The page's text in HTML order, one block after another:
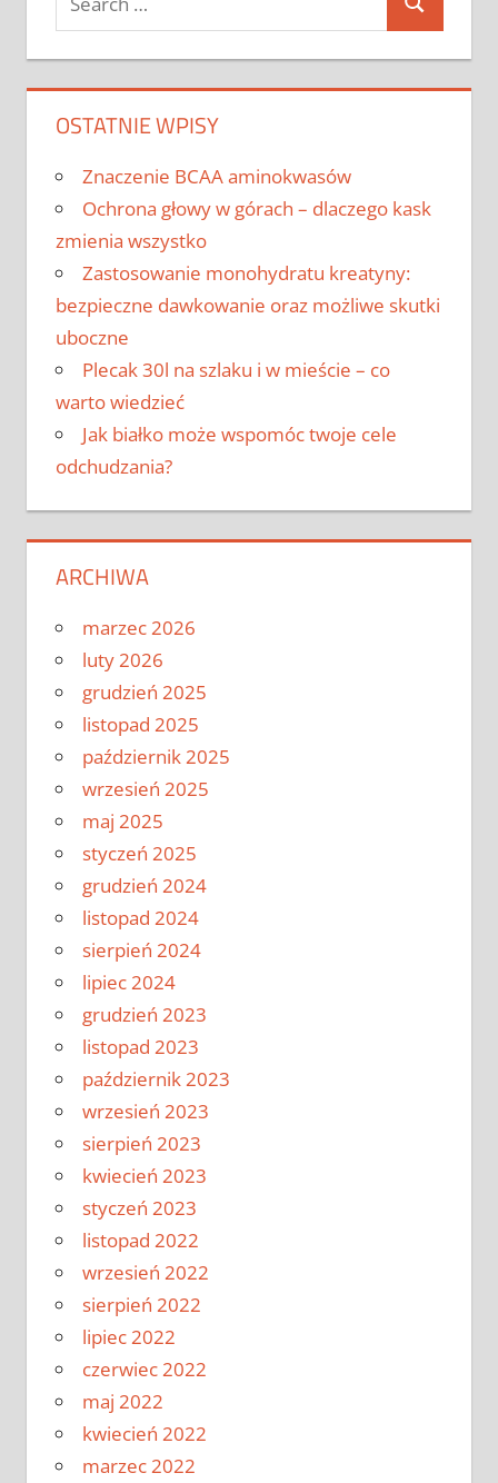
for:
Search
OSTATNIE WPISY
Znaczenie BCAA aminokwasów
Ochrona głowy w górach – dlaczego kask
zmienia wszystko
Zastosowanie monohydratu kreatyny:
bezpieczne dawkowanie oraz możliwe skutki
uboczne
Plecak 30l na szlaku i w mieście – co
warto wiedzieć
Jak białko może wspomóc twoje cele
odchudzania?
ARCHIWA
marzec 2026
luty 2026
grudzień 2025
listopad 2025
październik 2025
wrzesień 2025
maj 2025
styczeń 2025
grudzień 2024
listopad 2024
sierpień 2024
lipiec 2024
grudzień 2023
listopad 2023
październik 2023
wrzesień 2023
sierpień 2023
kwiecień 2023
styczeń 2023
listopad 2022
wrzesień 2022
sierpień 2022
lipiec 2022
czerwiec 2022
maj 2022
kwiecień 2022
marzec 2022